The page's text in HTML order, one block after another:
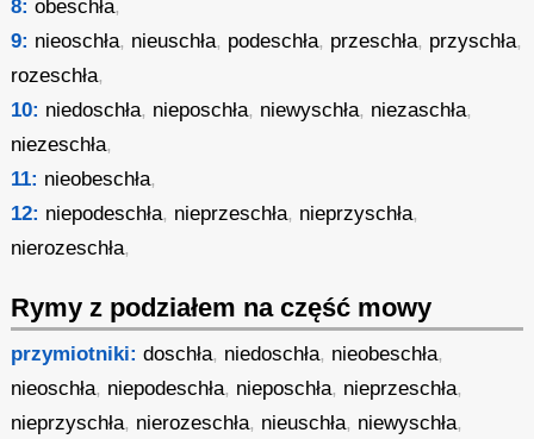
8: obeschła,
9: nieoschła, nieuschła, podeschła, przeschła, przyschła,
rozeschła,
10: niedoschła, nieposchła, niewyschła, niezaschła,
niezeschła,
11: nieobeschła,
12: niepodeschła, nieprzeschła, nieprzyschła,
nierozeschła,
Rymy z podziałem na część mowy
przymiotniki: doschła, niedoschła, nieobeschła,
nieoschła, niepodeschła, nieposchła, nieprzeschła,
nieprzyschła, nierozeschła, nieuschła, niewyschła,